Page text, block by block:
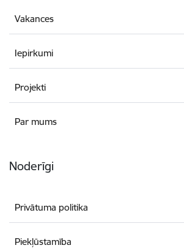
Vakances
Iepirkumi
Projekti
Par mums
Noderīgi
Privātuma politika
Piekļūstamība